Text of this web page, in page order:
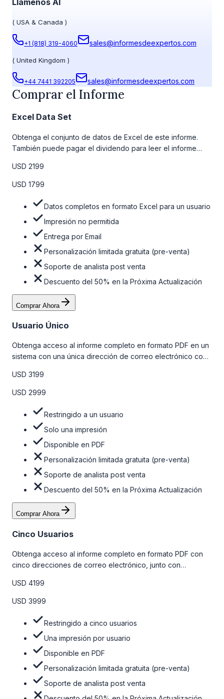
Llámenos Al
( USA & Canada )
+1 (818) 319-4060 sales@informesdeexpertos.com
( United Kingdom )
+44 7441 392205 sales@informesdeexpertos.com
Comprar el Informe
Excel Data Set
Obtenga el conjunto de datos de Excel de este informe.
También puede pagar el dividendo para leer el informe
la tabla de precios a continuación.
USD 2199
USD 1799
Datos completos en formato Excel para un usuario
Impresión no permitida
Entrega por Email
Personalización limitada gratuita (pre-venta)
Soporte de analista post venta
Descuento del 50% en la Próxima Actualización
Comprar Ahora
Usuario Único
Obtenga acceso al informe completo en formato PDF en un
sistema con una única dirección de correo electrónico con
la tabla de precios a continuación.
USD 3199
USD 2999
Restringido a un usuario
Solo una impresión
Disponible en PDF
Personalización limitada gratuita (pre-venta)
Soporte de analista post venta
Descuento del 50% en la Próxima Actualización
Comprar Ahora
Cinco Usuarios
Obtenga acceso al informe completo en formato PDF con
cinco direcciones de correo electrónico, junto con
venta y el soporte post-venta de nuestros analistas. Para
obtener más información, consulte la tabla de precios a
USD 4199
USD 3999
Restringido a cinco usuarios
Una impresión por usuario
Disponible en PDF
Personalización limitada gratuita (pre-venta)
Soporte de analista post venta